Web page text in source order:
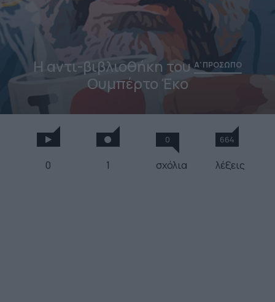
Η αντι-βιβλιοθήκη τουΑ' ΠΡΟΣΩΠΟ
Ουμπέρτο Έκο
0 1
0
σχόλια
664
λέξεις